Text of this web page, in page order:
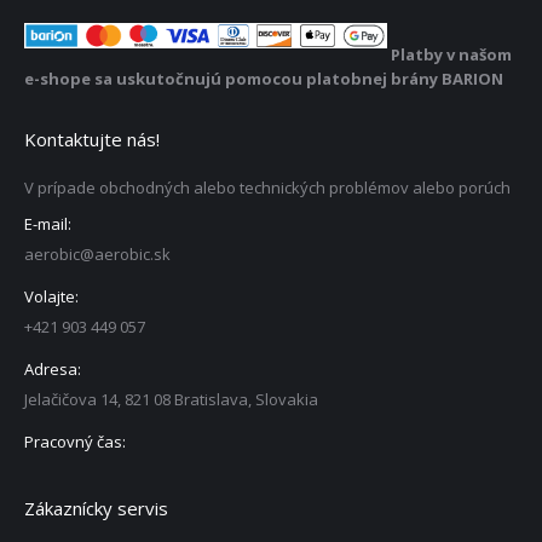
Platby v našom
e-shope sa uskutočnujú pomocou platobnej brány BARION
Kontaktujte nás!
V prípade obchodných alebo technických problémov alebo porúch
E-mail:
aerobic@aerobic.sk
Volajte:
+421 903 449 057
Adresa:
Jelačičova 14, 821 08 Bratislava, Slovakia
Pracovný čas:
Zákaznícky servis